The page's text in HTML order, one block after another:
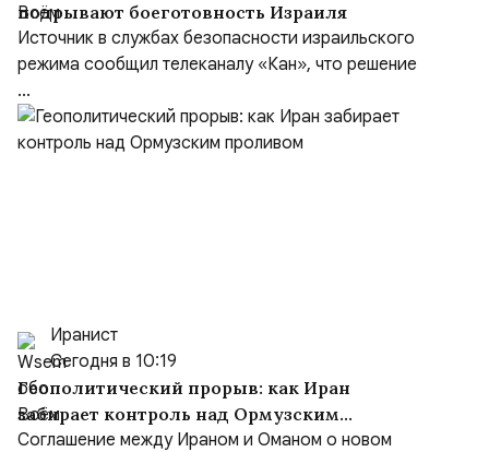
подрывают боеготовность Израиля
Источник в службах безопасности израильского
режима сообщил телеканалу «Кан», что решение
...
Иранист
Сегодня в 10:19
Геополитический прорыв: как Иран
забирает контроль над Ормузским
проливом
Соглашение между Ираном и Оманом о новом